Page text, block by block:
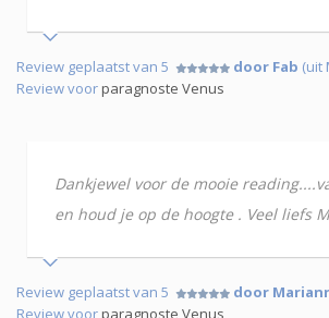
Review geplaatst van 5 door Fab (uit
Review voorparagnoste Venus
Dankjewel voor de mooie
en houd je op de hoogte . Veel liefs
Review geplaatst van 5
door
Review voorparagnoste Venus